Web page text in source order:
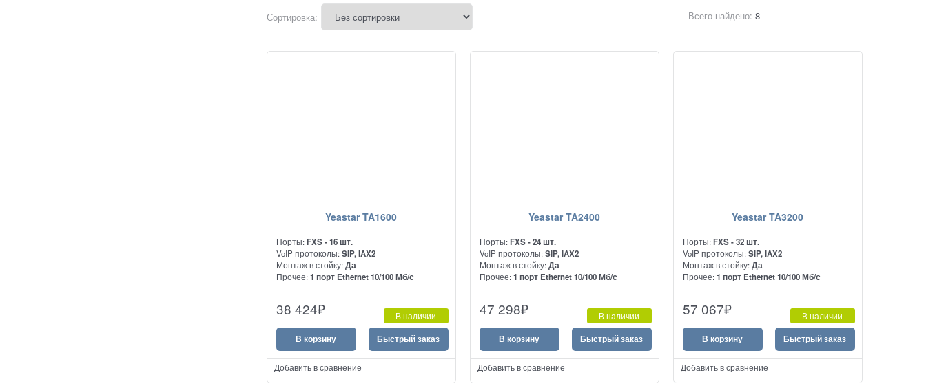
Сортировка: Всего найдено: 8
Yeastar TA1600
Порты:FXS - 16 шт.
VoIP протоколы:SIP, IAX2
Монтаж в стойку:Да
Прочее:1 порт Ethernet 10/100 Мб/с
Предназначен для подключения
аналоговых АТС и телефонов к сетям VoIP
38 424₽ В наличии
В корзину Быстрый заказ
Добавить в сравнение
Yeastar TA2400
Порты:FXS - 24 шт.
VoIP протоколы:SIP, IAX2
Монтаж в стойку:Да
Прочее:1 порт Ethernet 10/100 Мб/с
аналоговых АТС и телефонов к сетям VoIP
47 298₽ В наличии
В корзину Быстрый заказ
Добавить в сравнение
Yeastar TA3200
Порты:FXS - 32 шт.
VoIP протоколы:SIP, IAX2
Монтаж в стойку:Да
Прочее:1 порт Ethernet 10/100 Мб/с
аналоговых АТС и телефонов к сетям VoIP
57 067₽ В наличии
В корзину Быстрый заказ
Добавить в сравнение